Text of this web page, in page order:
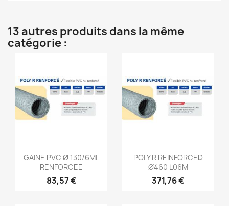
13 autres produits dans la même
catégorie :
Aperçu rapide
GAINE PVC Ø 130/6ML
RENFORCEE
83,57 €
Aperçu rapide
POLY R REINFORCED
Ø460 L06M
371,76 €